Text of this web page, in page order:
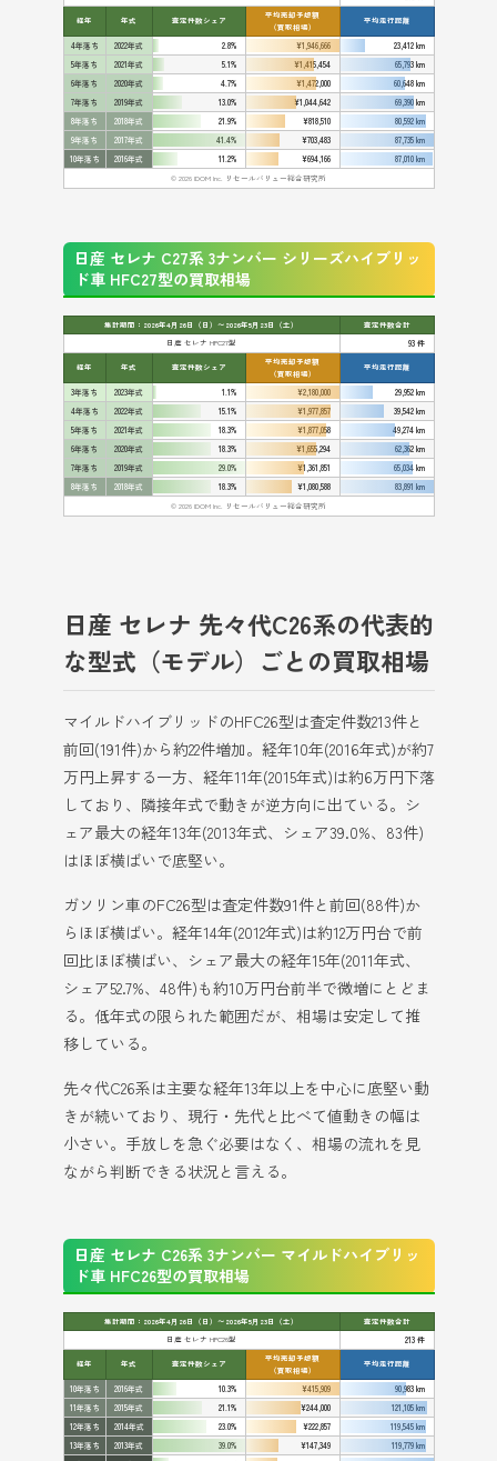
経年 年式 査定件数シェア
平均売却予想額
（買取相場）
平均走行距離
4年落ち 2022年式 2.8% ¥1,946,666
23,412 km
5年落ち
2021年式 5.1% ¥1,415,454
65,793 km
6年落ち
2020年式 4.7% ¥1,472,000
60,648 km
7年落ち
2019年式 13.0% ¥1,044,642
69,390 km
8年落ち
2018年式 21.9% ¥818,510
80,592 km
9年落ち
2017年式 41.4% ¥703,483
87,735 km
10年落ち
2016年式 11.2% ¥694,166
87,010 km
© 2026 IDOM Inc. リセールバリュー総合研究所
日産 セレナ C27系 3ナンバー シリーズハイブリッ
ド車 HFC27型の買取相場
集計期間：2026年4月26日（日）〜2026年5月23日（土）
査定件数合計
日産 セレナ HFC27型
93 件
経年 年式 査定件数シェア
平均売却予想額
（買取相場）
平均走行距離
3年落ち 2023年式 1.1% ¥2,180,000
29,952 km
4年落ち
2022年式 15.1% ¥1,977,857
39,542 km
5年落ち
2021年式 18.3% ¥1,877,058
49,274 km
6年落ち
2020年式 18.3% ¥1,655,294
62,362 km
7年落ち
2019年式 29.0% ¥1,361,851
65,034 km
8年落ち
2018年式 18.3% ¥1,080,588
83,891 km
© 2026 IDOM Inc. リセールバリュー総合研究所
日産 セレナ 先々代C26系の代表的
な型式（モデル）ごとの買取相場
マイルドハイブリッドのHFC26型は査定件数213件と
前回(191件)から約22件増加。経年10年(2016年式)が約7
万円上昇する一方、経年11年(2015年式)は約6万円下落
しており、隣接年式で動きが逆方向に出ている。シ
ェア最大の経年13年(2013年式、シェア39.0%、83件)
はほぼ横ばいで底堅い。
ガソリン車のFC26型は査定件数91件と前回(88件)か
らほぼ横ばい。経年14年(2012年式)は約12万円台で前
回比ほぼ横ばい、シェア最大の経年15年(2011年式、
シェア52.7%、48件)も約10万円台前半で微増にとどま
る。低年式の限られた範囲だが、相場は安定して推
移している。
先々代C26系は主要な経年13年以上を中心に底堅い動
きが続いており、現行・先代と比べて値動きの幅は
小さい。手放しを急ぐ必要はなく、相場の流れを見
ながら判断できる状況と言える。
日産 セレナ C26系 3ナンバー マイルドハイブリッ
ド車 HFC26型の買取相場
集計期間：2026年4月26日（日）〜2026年5月23日（土）
査定件数合計
日産 セレナ HFC26型
213 件
経年 年式 査定件数シェア
平均売却予想額
（買取相場）
平均走行距離
10年落ち 2016年式 10.3% ¥415,909
90,983 km
11年落ち
2015年式 21.1% ¥244,000
121,105 km
12年落ち
2014年式 23.0% ¥222,857
119,545 km
13年落ち
2013年式 39.0% ¥147,349
119,779 km